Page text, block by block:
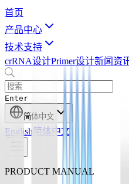
首页
产品中心
技术支持
crRNA设计Primer设计新闻资
Enter
简体中文
English 简体中文
PRODUCT MANUAL